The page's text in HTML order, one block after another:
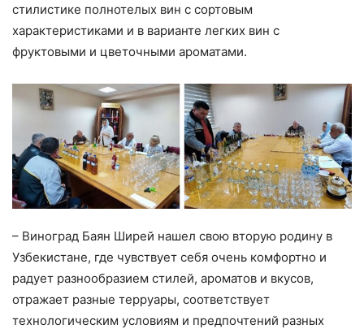
стилистике полнотелых вин с сортовым
характеристиками и в варианте легких вин с
фруктовыми и цветочными ароматами.
– Виноград Баян Ширей нашел свою вторую родину в
Узбекистане, где чувствует себя очень комфортно и
радует разнообразием стилей, ароматов и вкусов,
отражает разные терруары, соответствует
технологическим условиям и предпочтений разных